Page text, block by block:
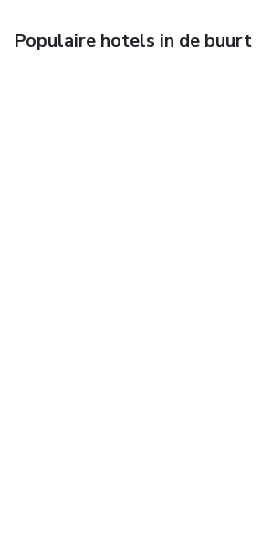
Populaire hotels in de buurt